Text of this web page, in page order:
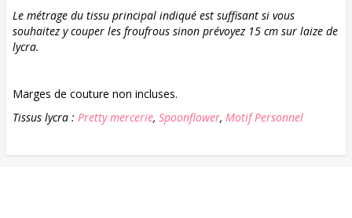
Le métrage du tissu principal indiqué est suffisant si vous
souhaitez y couper les froufrous sinon prévoyez 15 cm sur laize de
lycra.
Marges de couture non incluses.
Tissus lycra : Pretty mercerie, Spoonflower, Motif Personnel